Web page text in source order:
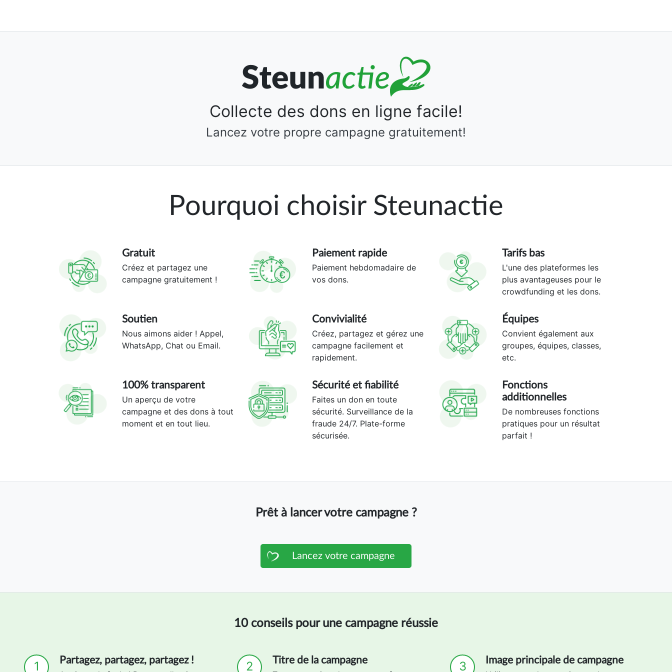
Collecte des dons en ligne facile!
Lancez votre propre campagne gratuitement!
Pourquoi choisir Steunactie
Gratuit
Créez et partagez une
campagne gratuitement !
Paiement rapide
Paiement hebdomadaire de
vos dons.
Tarifs bas
L'une des plateformes les
plus avantageuses pour le
crowdfunding et les dons.
Soutien
Nous aimons aider ! Appel,
WhatsApp, Chat ou Email.
Convivialité
Créez, partagez et gérez une
campagne facilement et
rapidement.
Équipes
Convient également aux
groupes, équipes, classes,
etc.
100% transparent
Un aperçu de votre
campagne et des dons à tout
moment et en tout lieu.
Sécurité et fiabilité
Faites un don en toute
sécurité. Surveillance de la
fraude 24/7. Plate-forme
sécurisée.
Fonctions
additionnelles
De nombreuses fonctions
pratiques pour un résultat
parfait !
Prêt à lancer votre campagne ?
Lancez votre campagne
10 conseils pour une campagne réussie
1 Partagez, partagez, partagez ! 2 Titre de la campagne 3 Image principale de campagne